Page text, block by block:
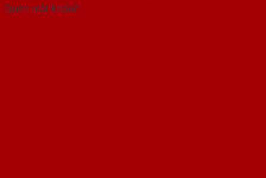
Quên mật khẩu?